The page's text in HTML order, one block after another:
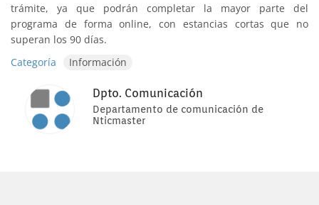
trámite, ya que podrán completar la mayor parte del
programa de forma online, con estancias cortas que no
superan los 90 días.
Categoría
Información
Dpto. Comunicación
Departamento de comunicación de
Nticmaster